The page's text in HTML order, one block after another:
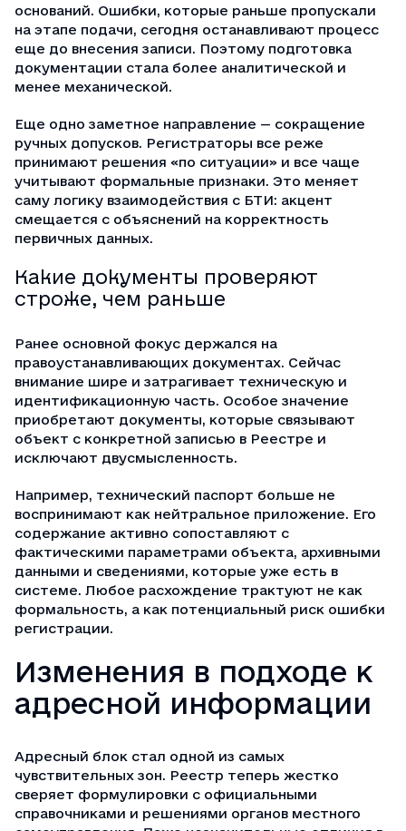
оснований. Ошибки, которые раньше пропускали
на этапе подачи, сегодня останавливают процесс
еще до внесения записи. Поэтому подготовка
документации стала более аналитической и
менее механической.
Еще одно заметное направление — сокращение
ручных допусков. Регистраторы все реже
принимают решения «по ситуации» и все чаще
учитывают формальные признаки. Это меняет
саму логику взаимодействия с БТИ: акцент
смещается с объяснений на корректность
первичных данных.
Какие документы проверяют
строже, чем раньше
Ранее основной фокус держался на
правоустанавливающих документах. Сейчас
внимание шире и затрагивает техническую и
идентификационную часть. Особое значение
приобретают документы, которые связывают
объект с конкретной записью в Реестре и
исключают двусмысленность.
Например, технический паспорт больше не
воспринимают как нейтральное приложение. Его
содержание активно сопоставляют с
фактическими параметрами объекта, архивными
данными и сведениями, которые уже есть в
системе. Любое расхождение трактуют не как
формальность, а как потенциальный риск ошибки
регистрации.
Изменения в подходе к
адресной информации
Адресный блок стал одной из самых
чувствительных зон. Реестр теперь жестко
сверяет формулировки с официальными
справочниками и решениями органов местного